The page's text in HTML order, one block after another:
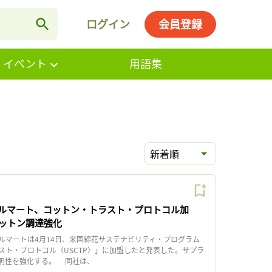
ログイン 会員登録
ベント 用語集
新着順
マート、コットン・トラスト・プロトコル加
トン調達強化
ートは4月14日、米国綿花サステナビリティ・プログラム
ト・プロトコル（USCTP）」に加盟したと発表した。サプラ
性を強化する。 同社は、